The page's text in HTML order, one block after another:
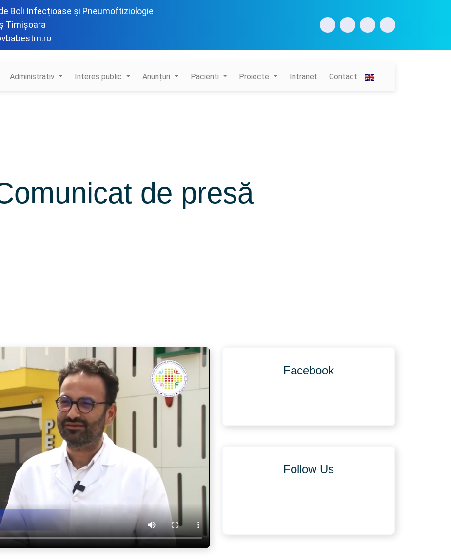
Boli Infecțioase și Pneumoftiziologie
Timișoara
Administrativ Interes public Anunțuri Pacienți Proiecte Intranet Contact
de presă
Facebook
Follow Us